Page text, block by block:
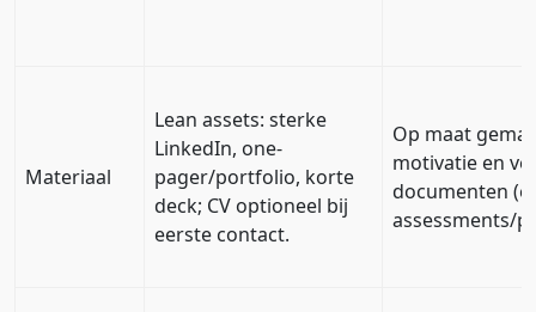
Materiaal
Lean assets: sterke
LinkedIn, one-
pager/portfolio, korte
deck; CV optioneel bij
eerste contact.
Op maat
motivatie en
documenten
assessments/